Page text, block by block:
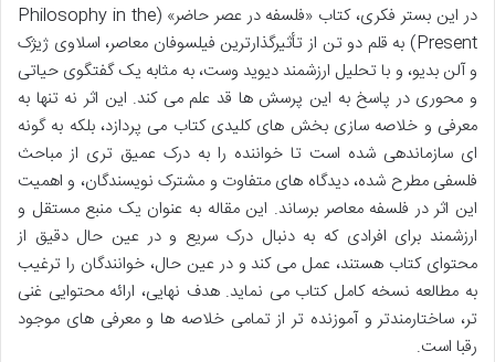
در این بستر فکری، کتاب «فلسفه در عصر حاضر» (Philosophy in the
Present) به قلم دو تن از تأثیرگذارترین فیلسوفان معاصر، اسلاوی ژیژک
و آلن بدیو، و با تحلیل ارزشمند دیوید وست، به مثابه یک گفتگوی حیاتی
و محوری در پاسخ به این پرسش ها قد علم می کند. این اثر نه تنها به
معرفی و خلاصه سازی بخش های کلیدی کتاب می پردازد، بلکه به گونه
ای سازماندهی شده است تا خواننده را به درک عمیق تری از مباحث
فلسفی مطرح شده، دیدگاه های متفاوت و مشترک نویسندگان، و اهمیت
این اثر در فلسفه معاصر برساند. این مقاله به عنوان یک منبع مستقل و
ارزشمند برای افرادی که به دنبال درک سریع و در عین حال دقیق از
محتوای کتاب هستند، عمل می کند و در عین حال، خوانندگان را ترغیب
به مطالعه نسخه کامل کتاب می نماید. هدف نهایی، ارائه محتوایی غنی
تر، ساختارمندتر و آموزنده تر از تمامی خلاصه ها و معرفی های موجود
رقبا است.